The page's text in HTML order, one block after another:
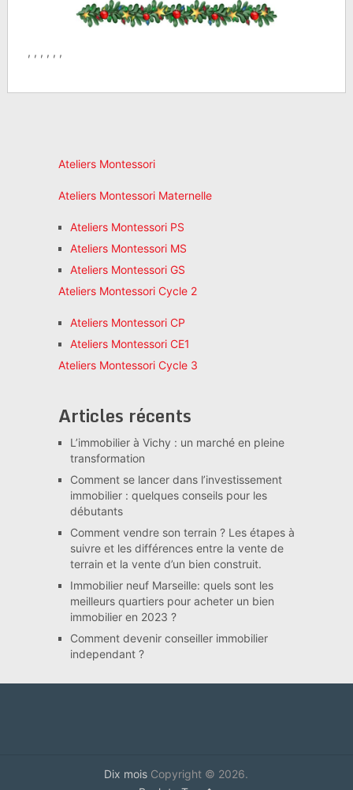
, , , , , ,
Ateliers Montessori
Ateliers Montessori Maternelle
Ateliers Montessori PS
Ateliers Montessori MS
Ateliers Montessori GS
Ateliers Montessori Cycle 2
Ateliers Montessori CP
Ateliers Montessori CE1
Ateliers Montessori Cycle 3
Articles récents
L’immobilier à Vichy : un marché en pleine
transformation
Comment se lancer dans l’investissement
immobilier : quelques conseils pour les
débutants
Comment vendre son terrain ? Les étapes à
suivre et les différences entre la vente de
terrain et la vente d’un bien construit.
Immobilier neuf Marseille: quels sont les
meilleurs quartiers pour acheter un bien
immobilier en 2023 ?
Comment devenir conseiller immobilier
independant ?
Dix mois Copyright © 2026.